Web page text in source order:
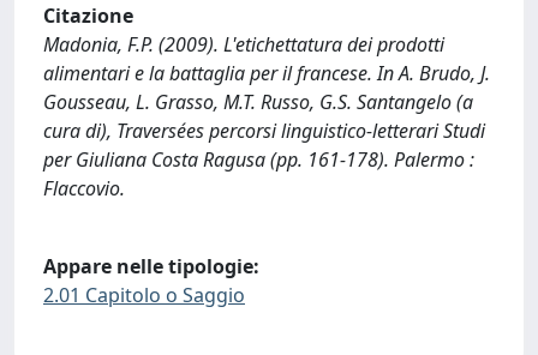
Citazione
Madonia, F.P. (2009). L'etichettatura dei prodotti
alimentari e la battaglia per il francese. In A. Brudo, J.
Gousseau, L. Grasso, M.T. Russo, G.S. Santangelo (a
cura di), Traversées percorsi linguistico-letterari Studi
per Giuliana Costa Ragusa (pp. 161-178). Palermo :
Flaccovio.
Appare nelle tipologie:
2.01 Capitolo o Saggio